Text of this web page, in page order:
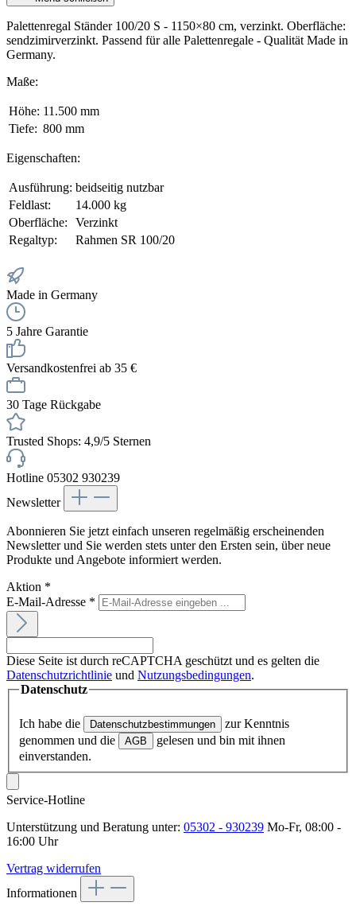
Palettenregal Ständer 100/20 S - 1150×80 cm, verzinkt. Oberfläche:
sendzimirverzinkt. Passend für alle Palettenregale - Qualität Made in
Germany.
Maße:
Höhe: 11.500 mm
Tiefe: 800 mm
Eigenschaften:
Ausführung: beidseitig nutzbar
Feldlast:
14.000 kg
Oberfläche:
Verzinkt
Regaltyp:
Rahmen SR 100/20
Made in Germany
5 Jahre Garantie
Versandkostenfrei ab 35 €
30 Tage Rückgabe
Trusted Shops: 4,9/5 Sternen
Hotline 05302 930239
Newsletter
Abonnieren Sie jetzt einfach unseren regelmäßig erscheinenden
Newsletter und Sie werden stets unter den Ersten sein, über neue
Produkte und Angebote informiert werden.
Aktion *
E-Mail-Adresse *
Diese Seite ist durch reCAPTCHA geschützt und es gelten die
Datenschutzrichtlinie und Nutzungsbedingungen.
Datenschutz
Ich habe die Datenschutzbestimmungen
zur Kenntnis
genommen und die
AGB
gelesen und bin mit ihnen
einverstanden.
Service-Hotline
Unterstützung und Beratung unter: 05302 - 930239 Mo-Fr, 08:00 -
16:00 Uhr
Vertrag widerrufen
Informationen